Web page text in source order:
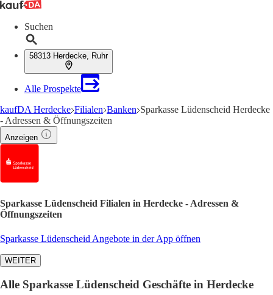
Suchen
58313 Herdecke, Ruhr
Alle Prospekte
kaufDA Herdecke Filialen Banken Sparkasse Lüdenscheid Herdecke
- Adressen & Öffnungszeiten
Anzeigen
Sparkasse Lüdenscheid Filialen in Herdecke - Adressen &
Öffnungszeiten
Sparkasse Lüdenscheid Angebote in der App öffnen
WEITER
Alle Sparkasse Lüdenscheid Geschäfte in Herdecke